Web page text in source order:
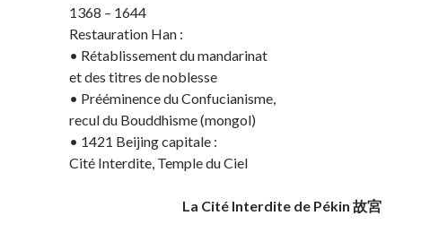
1368 – 1644
Restauration Han :
• Rétablissement du mandarinat
et des titres de noblesse
• Prééminence du Confucianisme,
recul du Bouddhisme (mongol)
• 1421 Beijing capitale :
Cité Interdite, Temple du Ciel
La Cité Interdite de Pékin 故宮